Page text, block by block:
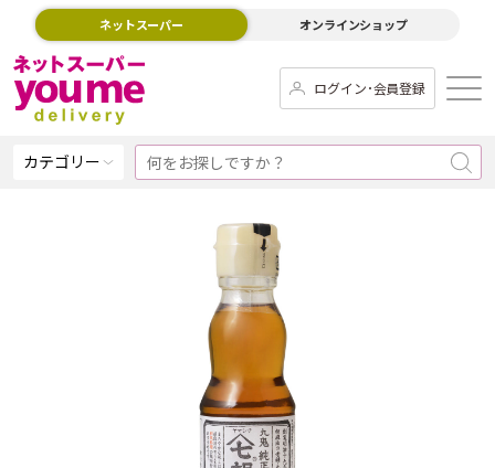
ネットスーパー オンラインショップ
ログイン･会員登録
カテゴリー